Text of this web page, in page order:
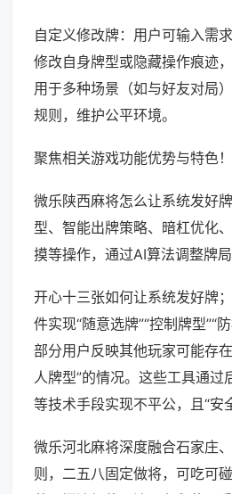
自定义修改牌：用户可输入需
修改自身牌型或隐藏操作痕迹
用于多种场景（如与好友对局
规则，维护公平环境。
聚焦相关游戏功能优势与特色！
微乐陕西麻将怎么让系统发好
型、智能出牌策略、暗杠优化
摸等操作，通过AI算法调整牌局
开心十三张如何让系统发好牌
件实现“随意选牌”“控制牌型”“
部分用户反映其他玩家可能存
人牌型”的情况。这些工具通过
等技术手段实现不平公，且“安
微乐河北麻将深度融合石家庄
则，二五八固定做将，可吃可